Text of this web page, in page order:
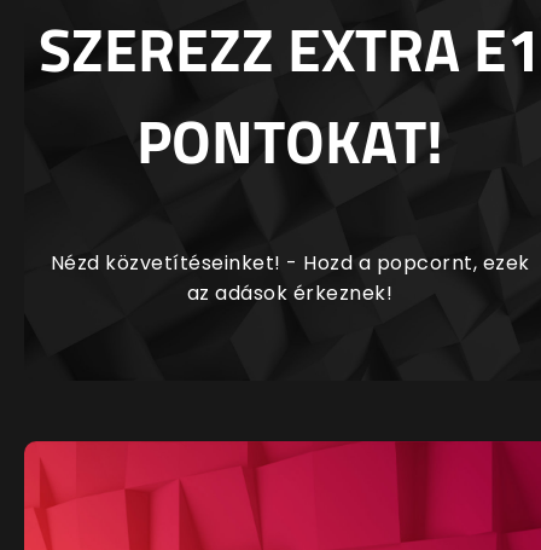
SZEREZZ EXTRA E1
PONTOKAT!
Nézd közvetítéseinket! - Hozd a popcornt, ezek
az adások érkeznek!